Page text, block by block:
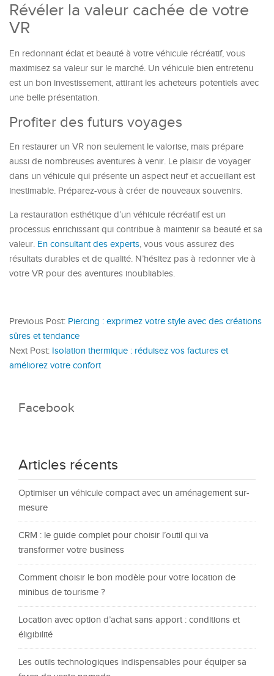
Révéler la valeur cachée de votre
VR
En redonnant éclat et beauté à votre véhicule récréatif, vous
maximisez sa valeur sur le marché. Un véhicule bien entretenu
est un bon investissement, attirant les acheteurs potentiels avec
une belle présentation.
Profiter des futurs voyages
En restaurer un VR non seulement le valorise, mais prépare
aussi de nombreuses aventures à venir. Le plaisir de voyager
dans un véhicule qui présente un aspect neuf et accueillant est
inestimable. Préparez-vous à créer de nouveaux souvenirs.
La restauration esthétique d’un véhicule récréatif est un
processus enrichissant qui contribue à maintenir sa beauté et sa
valeur. En consultant des experts, vous vous assurez des
résultats durables et de qualité. N’hésitez pas à redonner vie à
votre VR pour des aventures inoubliables.
Previous Post: Piercing : exprimez votre style avec des créations
sûres et tendance
Next Post: Isolation thermique : réduisez vos factures et
améliorez votre confort
Facebook
Articles récents
Optimiser un véhicule compact avec un aménagement sur-
mesure
CRM : le guide complet pour choisir l’outil qui va
transformer votre business
Comment choisir le bon modèle pour votre location de
minibus de tourisme ?
Location avec option d’achat sans apport : conditions et
éligibilité
Les outils technologiques indispensables pour équiper sa